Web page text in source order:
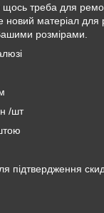
щось треба для
новий матеріал для
розмірами.
/шт
підтвердження